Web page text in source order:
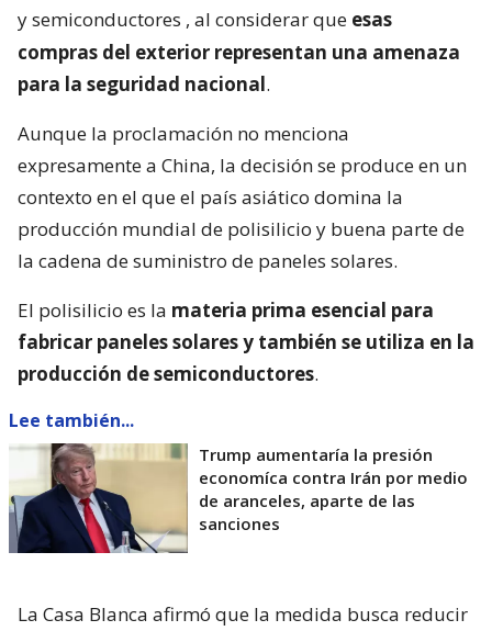
y semiconductores , al considerar que esas
compras del exterior representan una amenaza
para la seguridad nacional.
Aunque la proclamación no menciona
expresamente a China, la decisión se produce en un
contexto en el que el país asiático domina la
producción mundial de polisilicio y buena parte de
la cadena de suministro de paneles solares.
El polisilicio es la materia prima esencial para
fabricar paneles solares y también se utiliza en la
producción de semiconductores.
Lee también...
Trump aumentaría la presión
economíca contra Irán por medio
de aranceles, aparte de las
sanciones
La Casa Blanca afirmó que la medida busca reducir